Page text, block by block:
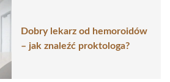
Dobry lekarz od hemoroidów
– jak znaleźć proktologa?